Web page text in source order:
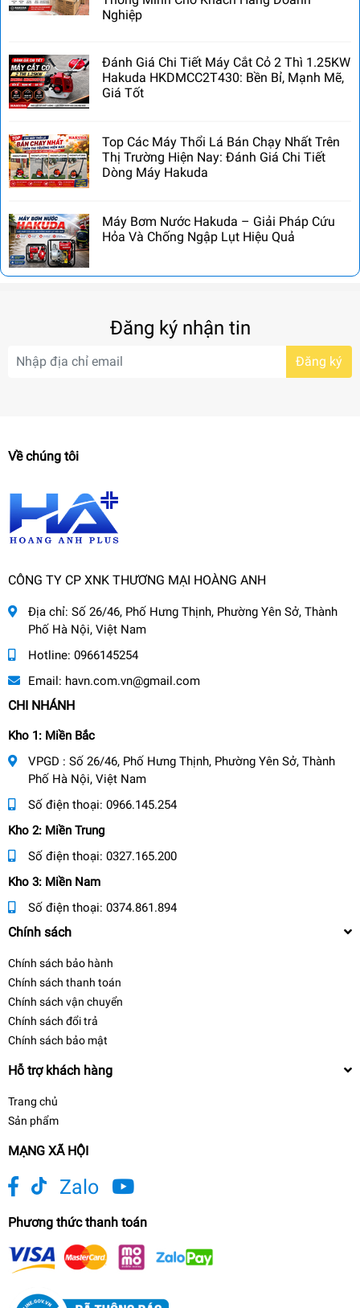
Nghiệp
Đánh Giá Chi Tiết Máy Cắt Cỏ 2 Thì 1.25KW
Hakuda HKDMCC2T430: Bền Bỉ, Mạnh Mẽ,
Giá Tốt
Top Các Máy Thổi Lá Bán Chạy Nhất Trên
Thị Trường Hiện Nay: Đánh Giá Chi Tiết
Dòng Máy Hakuda
Máy Bơm Nước Hakuda – Giải Pháp Cứu
Hỏa Và Chống Ngập Lụt Hiệu Quả
Đăng ký nhận tin
Đăng ký
Về chúng tôi
CÔNG TY CP XNK THƯƠNG MẠI HOÀNG ANH
Địa chỉ: Số 26/46, Phố Hưng Thịnh, Phường Yên Sở, Thành
Phố Hà Nội, Việt Nam
Hotline: 0966145254
Email: havn.com.vn@gmail.com
CHI NHÁNH
Kho 1: Miền Bắc
VPGD : Số 26/46, Phố Hưng Thịnh, Phường Yên Sở, Thành
Phố Hà Nội, Việt Nam
Số điện thoại: 0966.145.254
Kho 2: Miền Trung
Số điện thoại: 0327.165.200
Kho 3: Miền Nam
Số điện thoại: 0374.861.894
Chính sách
Chính sách bảo hành
Chính sách thanh toán
Chính sách vận chuyển
Chính sách đổi trả
Chính sách bảo mật
Hỗ trợ khách hàng
Trang chủ
Sản phẩm
MẠNG XÃ HỘI
Zalo
Phương thức thanh toán